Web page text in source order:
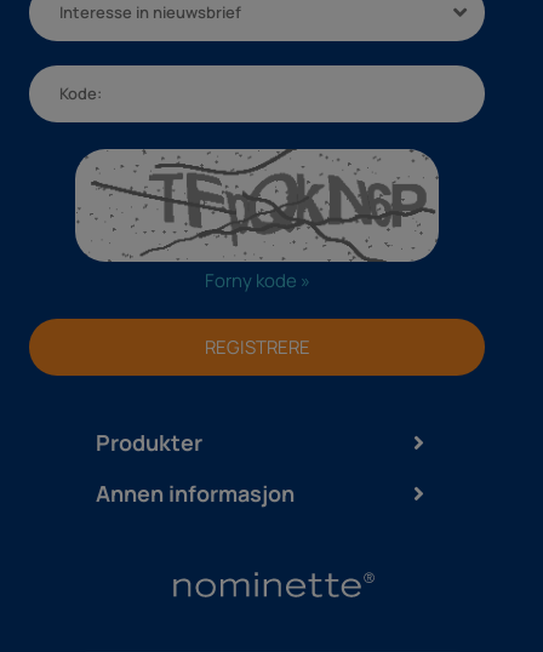
Produkter
Interesse in nieuwsbrief
Forny kode »
REGISTRERE
Annen informasjon